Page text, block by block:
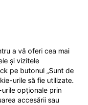
a vă oferi cea mai
și vizitele
pe butonul „Sunt de
urile să fie utilizate.
opționale prin
accesării sau